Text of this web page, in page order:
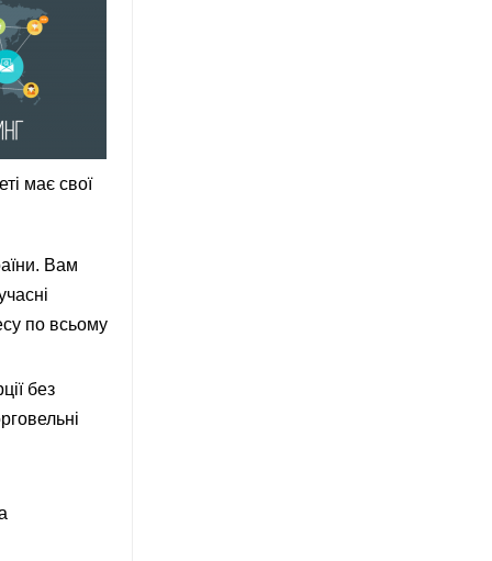
має свої
Вам
по всьому
без